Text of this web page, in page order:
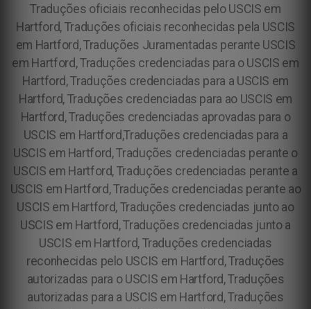
Traduções oficiais reconhecidas pelo USCIS em
Hartford, Traduções oficiais reconhecidas pela USCIS
em Hartford, Traduções Juramentadas perante USCIS
em Hartford, Traduções credenciadas para o USCIS em
Hartford, Traduções credenciadas para a USCIS em
Hartford, Traduções credenciadas para ao USCIS em
Hartford, Traduções credenciadas aprovadas para o
USCIS em Hartford,Traduções credenciadas para a
USCIS em Hartford, Traduções credenciadas perante o
USCIS em Hartford, Traduções credenciadas perante a
USCIS em Hartford, Traduções credenciadas perante ao
USCIS em Hartford, Traduções credenciadas junto ao
USCIS em Hartford, Traduções credenciadas junto a
USCIS em Hartford, Traduções credenciadas
reconhecidas pelo USCIS em Hartford, Traduções
autorizadas para o USCIS em Hartford, Traduções
autorizadas para a USCIS em Hartford, Traduções